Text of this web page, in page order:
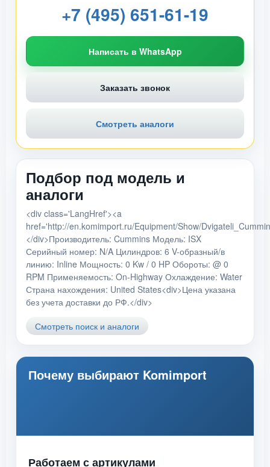
+7 (495) 651-61-19
Написать в WhatsApp
Заказать звонок
Смотреть аналоги
Подбор под модель и
аналоги
<div class='LangHref'><a
href='http://en.komimport.ru/Equipment/Show/
</div>Производитель: Cummins Модель: ISX
Серийный номер: N/A Цилиндров: 6 V-образный/в
линию: Inline Мощность: 0 Kw / 0 HP Обороты: @ 0
RPM Применяемость: On-Highway Охлаждение: Water
Страна нахождения: United States<div>Цена указана
без учета доставки до РФ.</div>
Смотреть поиск и аналоги
Почему выбирают Komimport
Работаем с артикулами